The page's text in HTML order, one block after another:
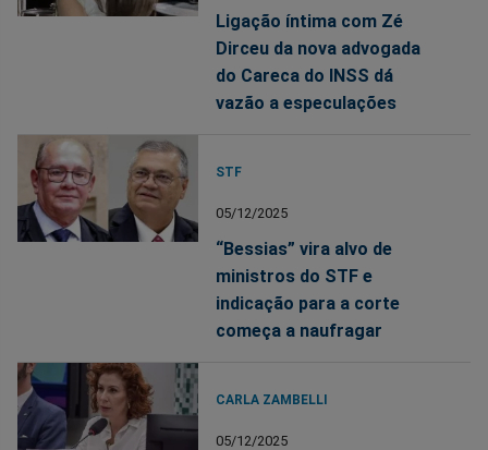
Ligação íntima com Zé
Dirceu da nova advogada
do Careca do INSS dá
vazão a especulações
STF
05/12/2025
“Bessias” vira alvo de
ministros do STF e
indicação para a corte
começa a naufragar
CARLA ZAMBELLI
05/12/2025